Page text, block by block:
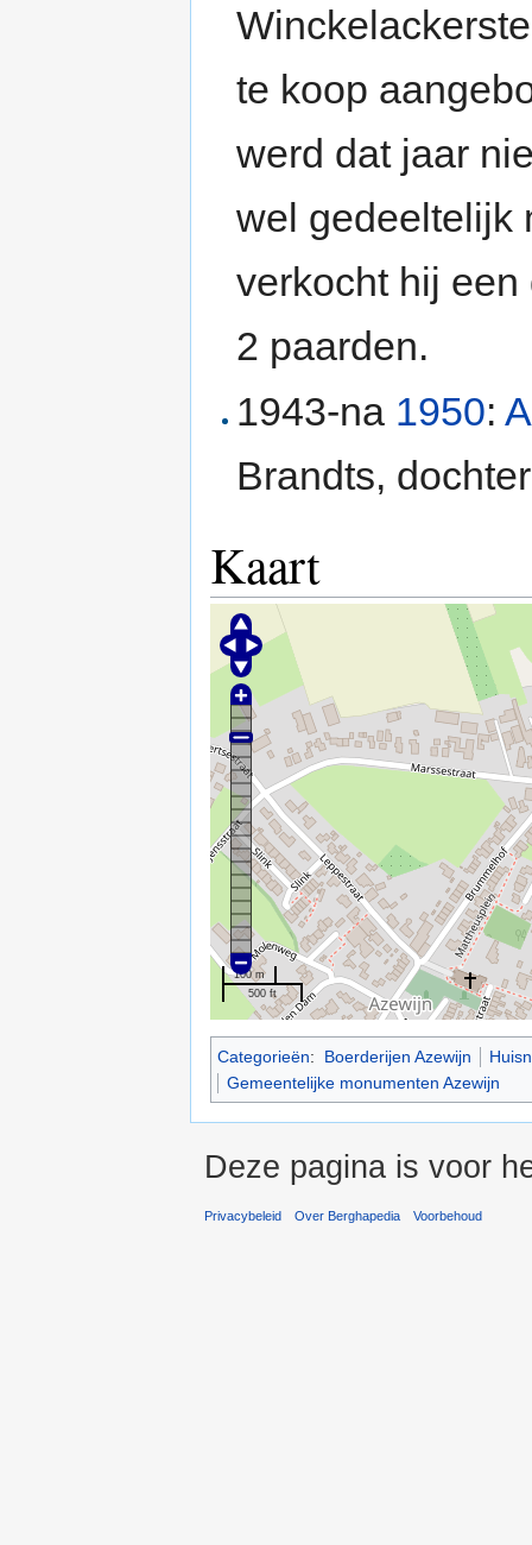
te koop
werd dat jaar
wel gedeeltelijk
verkocht hij
2 paarden.
1943-na 1950:
Brandts,
Kaart
100 m
500 ft
Categorieën: Boerderijen Azewijn
Gemeentelijke monumenten Azewijn
Deze pagina is voor
Privacybeleid Over Berghapedia Voorbehoud